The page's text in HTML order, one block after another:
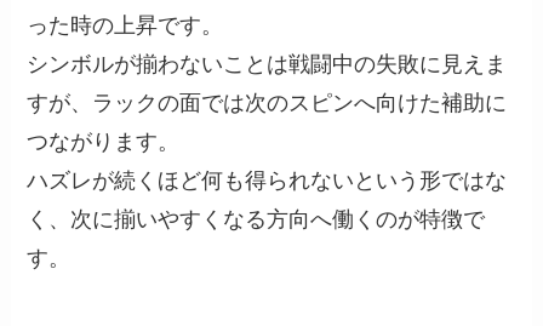
った時の上昇です。
シンボルが揃わないことは戦闘中の失敗に見えま
すが、ラックの面では次のスピンへ向けた補助に
つながります。
ハズレが続くほど何も得られないという形ではな
く、次に揃いやすくなる方向へ働くのが特徴で
す。